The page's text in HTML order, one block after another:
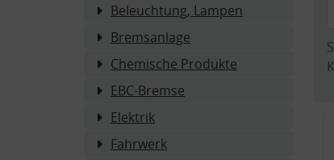
Beleuchtung, Lampen
Bremsanlage
Chemische Produkte
EBC-Bremse
Elektrik
Fahrwerk